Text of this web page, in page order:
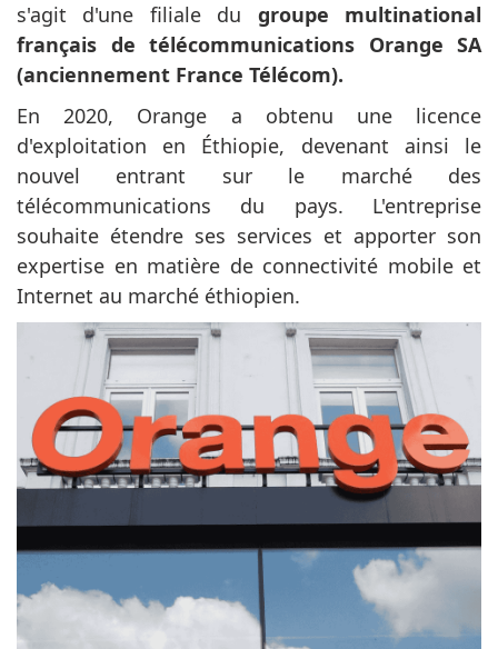
s'agit d'une filiale du groupe multinational
français de télécommunications Orange SA
(anciennement France Télécom).
En 2020, Orange a obtenu une licence
d'exploitation en Éthiopie, devenant ainsi le
nouvel entrant sur le marché des
télécommunications du pays. L'entreprise
souhaite étendre ses services et apporter son
expertise en matière de connectivité mobile et
Internet au marché éthiopien.